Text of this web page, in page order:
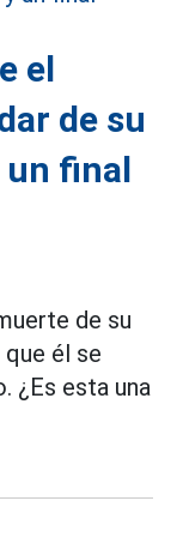
el
de su
un final
de su
él se
¿Es esta una